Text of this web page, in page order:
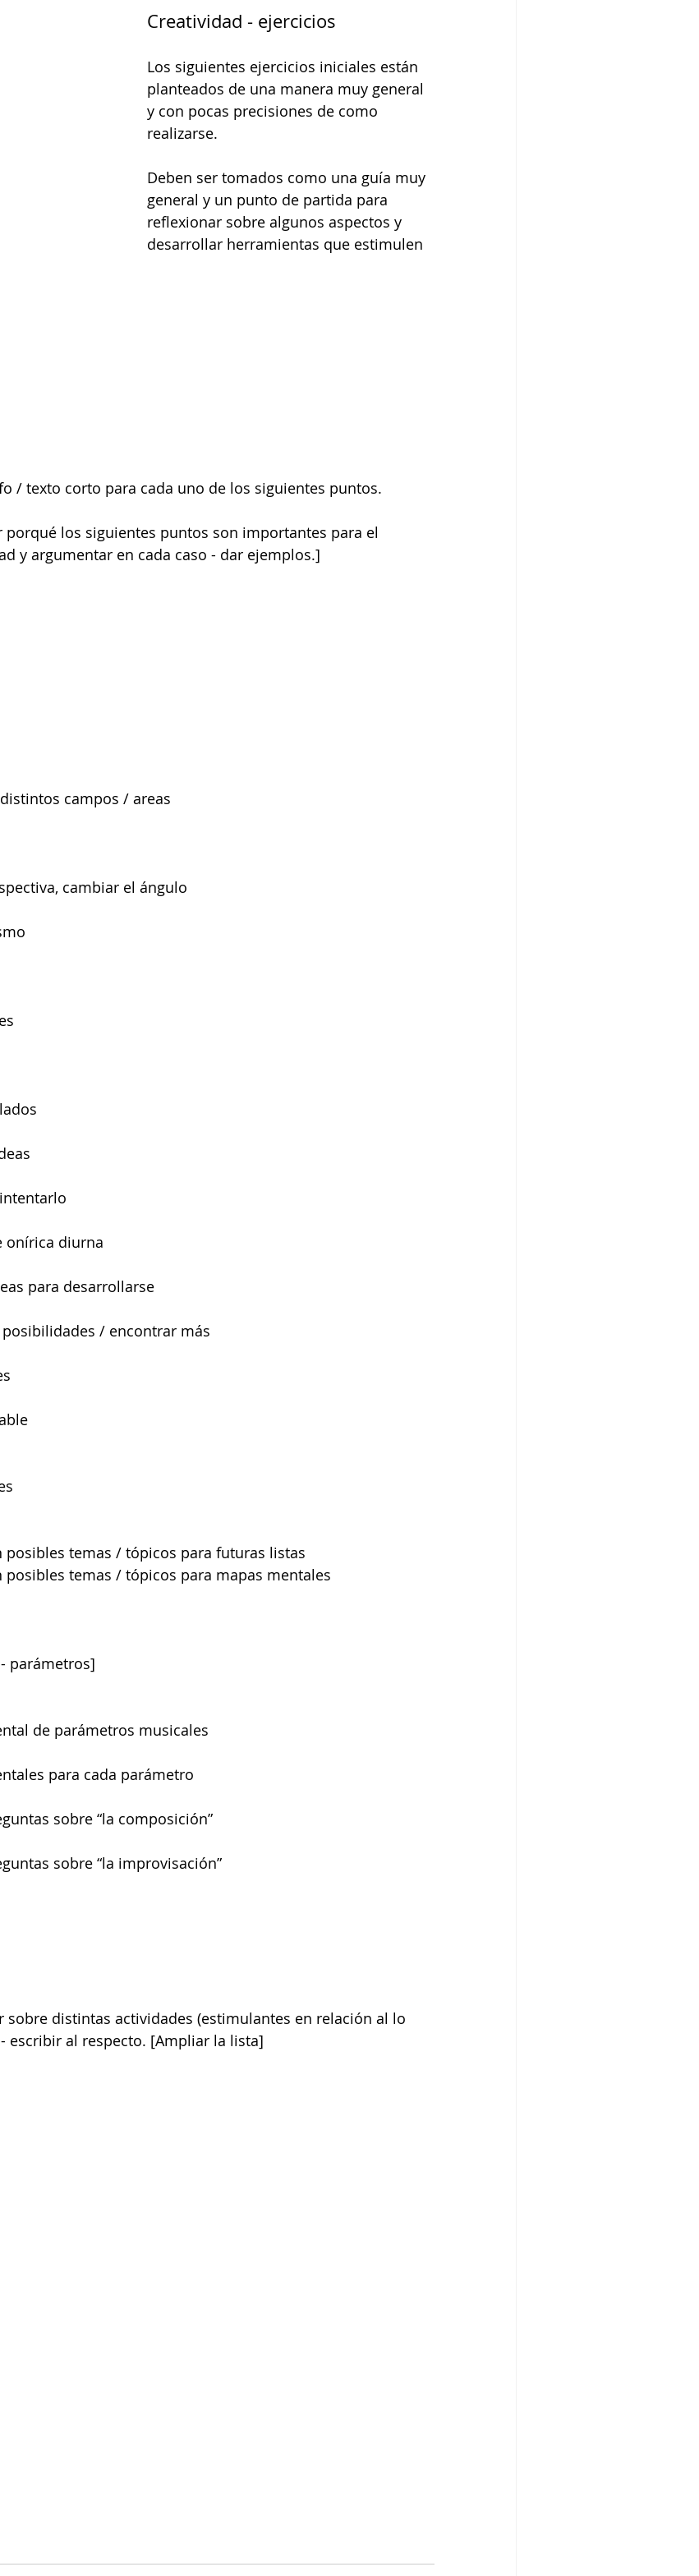
Jimin Park Pat Metheny Phineas Newborn
Creatividad - ejercicios
Los siguientes ejercicios iniciales están
planteados de una manera muy general
y con pocas precisiones de como
realizarse.
Deben ser tomados como una guía muy
general y un punto de partida para
reflexionar sobre algunos aspectos y
desarrollar herramientas que estimulen
/ texto corto para cada uno de los siguientes puntos.
porqué los siguientes puntos son importantes para el
y argumentar en cada caso - dar ejemplos.]
campos / areas
cambiar el ángulo
onírica diurna
para desarrollarse
/ encontrar más
posibles temas / tópicos para futuras listas
posibles temas / tópicos para mapas mentales
parámetros]
de parámetros musicales
para cada parámetro
sobre “la composición”
sobre “la improvisación”
sobre distintas actividades (estimulantes en relación al lo
escribir al respecto. [Ampliar la lista]